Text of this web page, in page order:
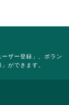
ザー登録」、ボラン
ができます。